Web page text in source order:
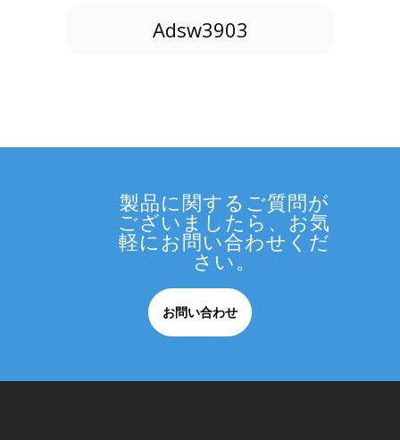
Adsw3903
製品に関するご質問が
ございましたら、お気
軽にお問い合わせくだ
さい。
お問い合わせ